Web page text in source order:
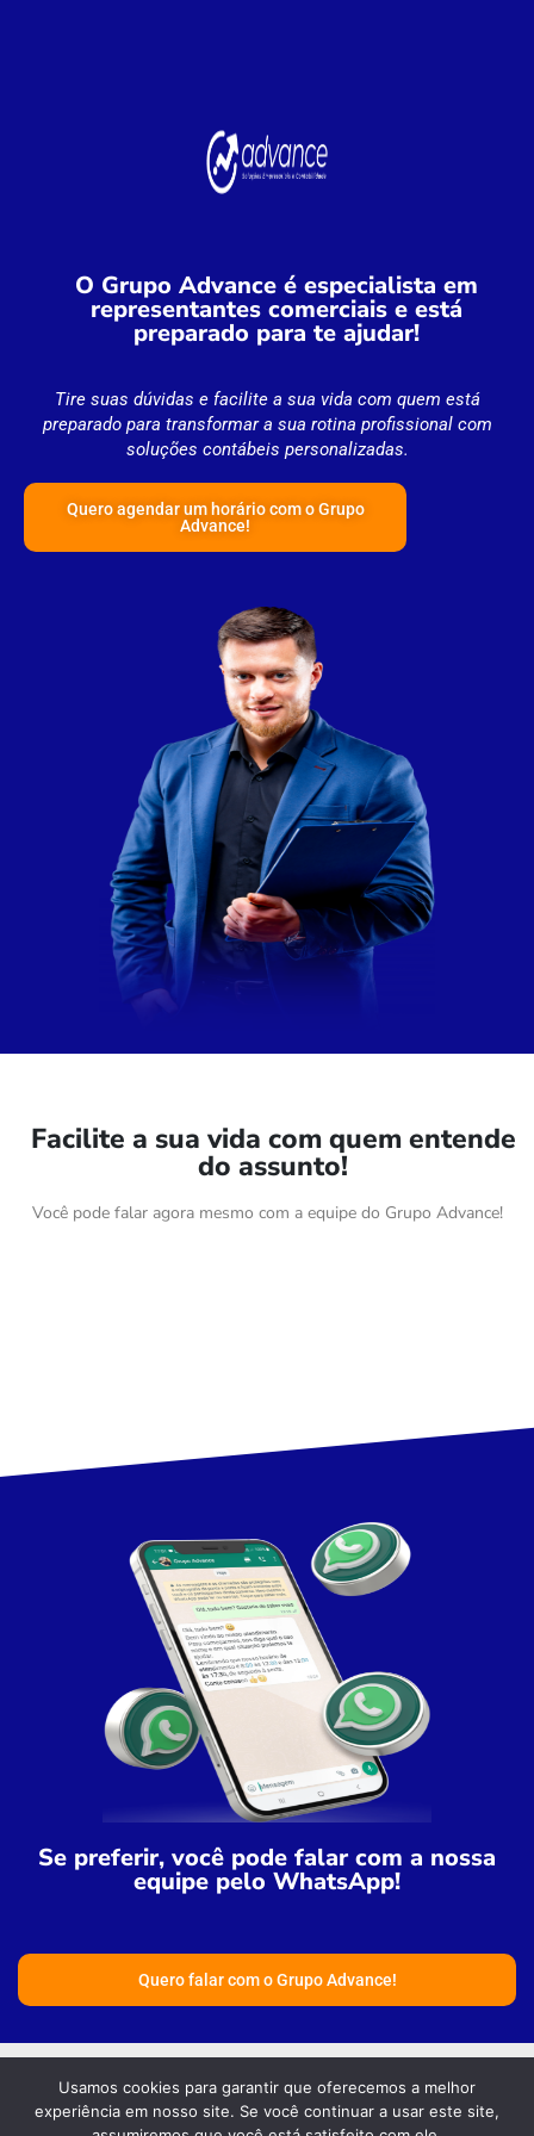
O Grupo Advance é especialista em
representantes comerciais e está
preparado para te ajudar!
Tire suas dúvidas e facilite a sua vida com quem está
preparado para transformar a sua rotina profissional com
soluções contábeis personalizadas.
Quero agendar um horário com o Grupo
Advance!
Facilite a sua vida com quem entende
do assunto!
Você pode falar agora mesmo com a equipe do Grupo Advance!
Se preferir, você pode falar com a nossa
equipe pelo WhatsApp!
Quero falar com o Grupo Advance!
Usamos cookies para garantir que oferecemos a melhor
experiência em nosso site. Se você continuar a usar este site,